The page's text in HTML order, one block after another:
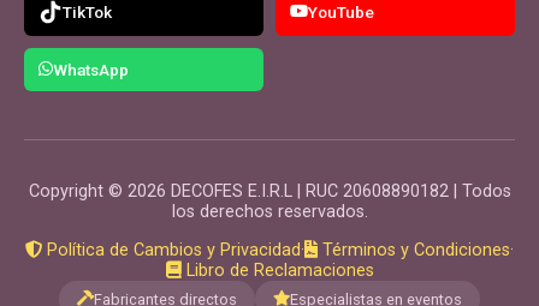
TikTok YouTube
WhatsApp
Copyright © 2026 DECOFES E.I.R.L | RUC 20608890182 | Todos
los derechos reservados.
Política de Cambios y Privacidad· Términos y Condiciones·
Libro de Reclamaciones
Fabricantes directos Especialistas en eventos